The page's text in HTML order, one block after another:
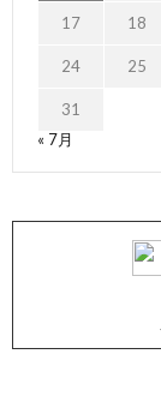
17 18
24 25
31
« 7月